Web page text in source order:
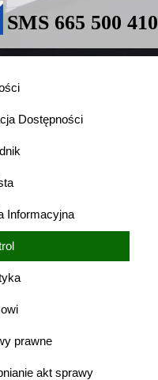
SMS 665 500 410
Dostępności
Informacyjna
prawne
akt sprawy